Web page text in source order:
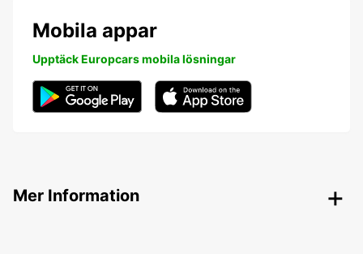
Mobila appar
Upptäck Europcars mobila lösningar
Mer Information